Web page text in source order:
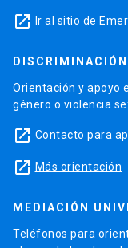
launch Ir al sitio de
Orientación y apoyo
género o violencia
launch Contacto para
launch Más orientación
MEDIACIÓN
Teléfonos para